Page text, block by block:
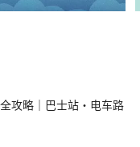
攻略｜巴士站・电车路